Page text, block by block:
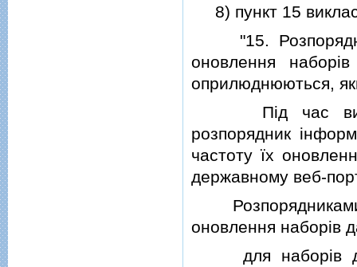
8) пункт 15
"15.
оновлення
оприлюднюються,
Пiд час вибору
розпорядник
частоту їх
державному веб-
Розпорядниками
оновлення наборiв
для наборiв